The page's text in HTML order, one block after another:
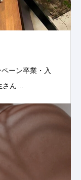
ーン卒業・入
さん…